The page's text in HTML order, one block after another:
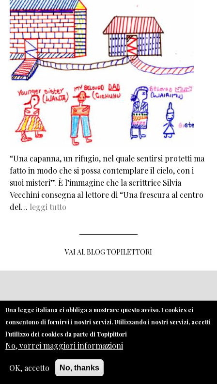
“Una capanna, un rifugio, nel quale sentirsi protetti ma
fatto in modo che si possa contemplare il cielo, con i
suoi misteri”. È l’immagine che la scrittrice Silvia
Vecchini consegna al lettore di “Una frescura al centro
del… leggi tutto
VAI AL BLOG TOPILETTORI
MENU FOOTER
CONTATTI
CREDITS
PRIVACY
Una legge italiana ci obbliga a mostrare questo avviso. I cookies ci
consentono di fornirvi i nostri servizi. Utilizzando i nostri servizi, accetti
l'utilizzo dei cookies da parte di Topipittori
No, vorrei maggiori informazioni
OK, accetto No, thanks